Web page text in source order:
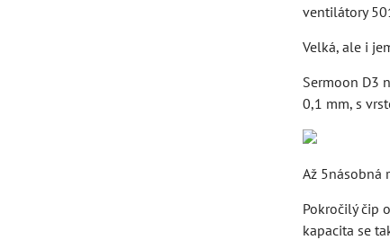
ventilátory
Velká, ale i
Sermoon D3
0,1 mm, s
Až 5násobná
Pokročilý čip
kapacita se